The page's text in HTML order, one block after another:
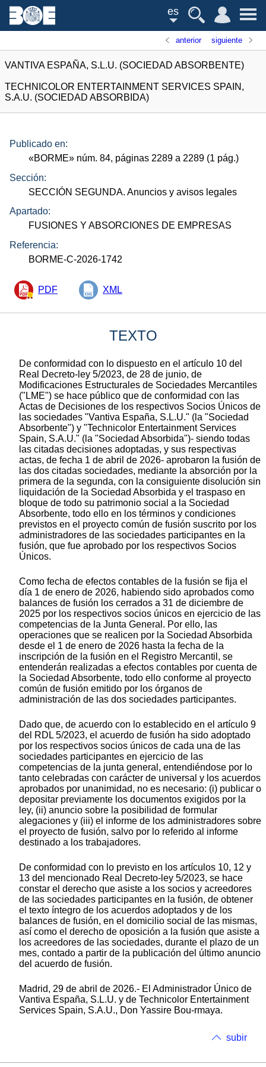
es
anterior siguiente
VANTIVA ESPAÑA, S.L.U. (SOCIEDAD ABSORBENTE)
TECHNICOLOR ENTERTAINMENT SERVICES SPAIN,
S.A.U. (SOCIEDAD ABSORBIDA)
Publicado en:
«BORME» núm. 84, páginas 2289 a 2289 (1 pág.)
Sección:
SECCIÓN SEGUNDA. Anuncios y avisos legales
Apartado:
FUSIONES Y ABSORCIONES DE EMPRESAS
Referencia:
BORME-C-2026-1742
PDF XML
TEXTO
De conformidad con lo dispuesto en el artículo 10 del
Real Decreto-ley 5/2023, de 28 de junio, de
Modificaciones Estructurales de Sociedades Mercantiles
("LME") se hace público que de conformidad con las
Actas de Decisiones de los respectivos Socios Únicos de
las sociedades "Vantiva España, S.L.U." (la "Sociedad
Absorbente") y "Technicolor Entertainment Services
Spain, S.A.U." (la "Sociedad Absorbida")- siendo todas
las citadas decisiones adoptadas, y sus respectivas
actas, de fecha 1 de abril de 2026- aprobaron la fusión de
las dos citadas sociedades, mediante la absorción por la
primera de la segunda, con la consiguiente disolución sin
liquidación de la Sociedad Absorbida y el traspaso en
bloque de todo su patrimonio social a la Sociedad
Absorbente, todo ello en los términos y condiciones
previstos en el proyecto común de fusión suscrito por los
administradores de las sociedades participantes en la
fusión, que fue aprobado por los respectivos Socios
Únicos.
Como fecha de efectos contables de la fusión se fija el
día 1 de enero de 2026, habiendo sido aprobados como
balances de fusión los cerrados a 31 de diciembre de
2025 por los respectivos socios únicos en ejercicio de las
competencias de la Junta General. Por ello, las
operaciones que se realicen por la Sociedad Absorbida
desde el 1 de enero de 2026 hasta la fecha de la
inscripción de la fusión en el Registro Mercantil, se
entenderán realizadas a efectos contables por cuenta de
la Sociedad Absorbente, todo ello conforme al proyecto
común de fusión emitido por los órganos de
administración de las dos sociedades participantes.
Dado que, de acuerdo con lo establecido en el artículo 9
del RDL 5/2023, el acuerdo de fusión ha sido adoptado
por los respectivos socios únicos de cada una de las
sociedades participantes en ejercicio de las
competencias de la junta general, entendiéndose por lo
tanto celebradas con carácter de universal y los acuerdos
aprobados por unanimidad, no es necesario: (i) publicar o
depositar previamente los documentos exigidos por la
ley, (ii) anuncio sobre la posibilidad de formular
alegaciones y (iii) el informe de los administradores sobre
el proyecto de fusión, salvo por lo referido al informe
destinado a los trabajadores.
De conformidad con lo previsto en los artículos 10, 12 y
13 del mencionado Real Decreto-ley 5/2023, se hace
constar el derecho que asiste a los socios y acreedores
de las sociedades participantes en la fusión, de obtener
el texto íntegro de los acuerdos adoptados y de los
balances de fusión, en el domicilio social de las mismas,
así como el derecho de oposición a la fusión que asiste a
los acreedores de las sociedades, durante el plazo de un
mes, contado a partir de la publicación del último anuncio
del acuerdo de fusión.
Madrid, 29 de abril de 2026.- El Administrador Único de
Vantiva España, S.L.U. y de Technicolor Entertainment
Services Spain, S.A.U., Don Yassire Bou-rmaya.
subir